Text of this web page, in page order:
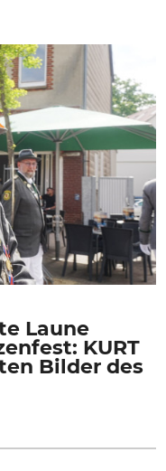
Laune
KURT
Bilder des